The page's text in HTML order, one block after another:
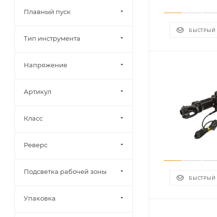
БЫСТРЫЙ
БЫСТРЫЙ
Плавный пуск
Тип инструмента
Напряжение
Артикул
Класс
Реверс
Подсветка рабочей зоны
Упаковка